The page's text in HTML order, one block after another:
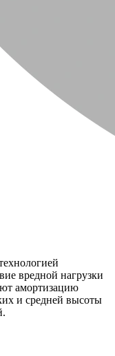
вредной нагрузки
амортизацию
и средней высоты